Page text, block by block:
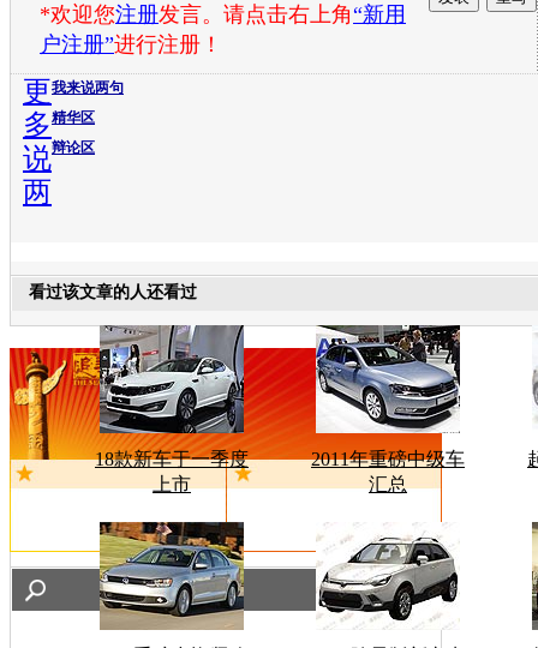
*欢迎您注册发言。请点击右上角“新用
户注册”进行注册！
我来说两句
精华区
辩论区
更
多
说
两
看过该文章的人还看过
18款新车于一季度
上市
2011年重磅中级车
汇总